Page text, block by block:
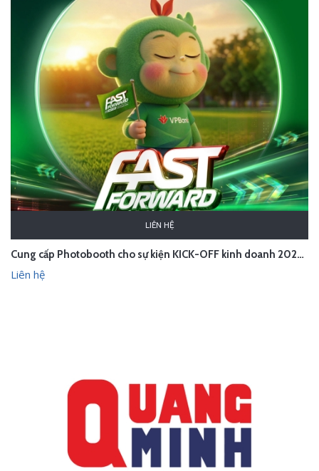
LIÊN HỆ
Cung cấp Photobooth cho sự kiện KICK-OFF kinh doanh 2026 của VPBank
Liên hệ